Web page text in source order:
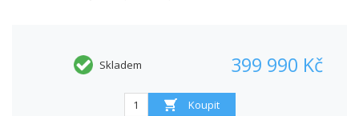
Skladem 399 990 Kč